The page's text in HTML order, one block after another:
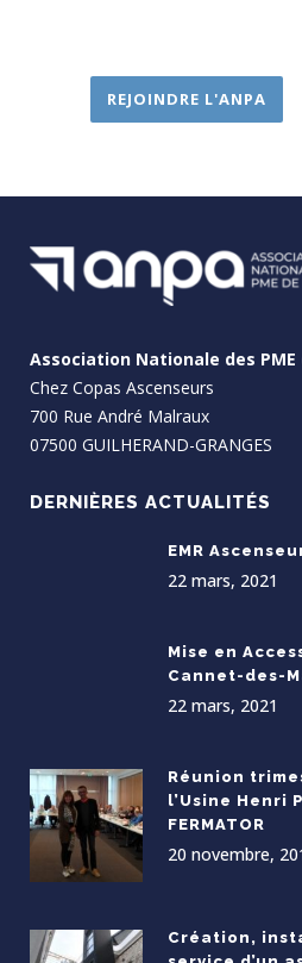
REJOINDRE L'ANPA
Association Nationale des PME
Chez Copas Ascenseurs
700 Rue André Malraux
07500 GUILHERAND-GRANGES
DERNIÈRES ACTUALITÉS
EMR
22 mars, 2021
Mise en
Cannet-des-
22 mars, 2021
Réunion
l’Usine Henri
FERMATOR
20 novembre,
Création,